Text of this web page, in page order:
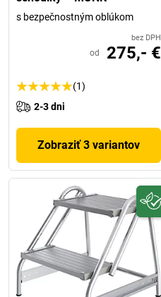
s bezpečnostným oblúkom
bez DPH
od 275,- €
(1)
2-3 dni
Zobraziť 3 variantov